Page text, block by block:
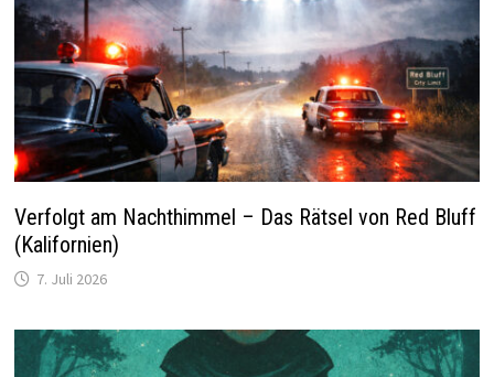
Verfolgt am Nachthimmel – Das Rätsel von Red Bluff
(Kalifornien)
7. Juli 2026